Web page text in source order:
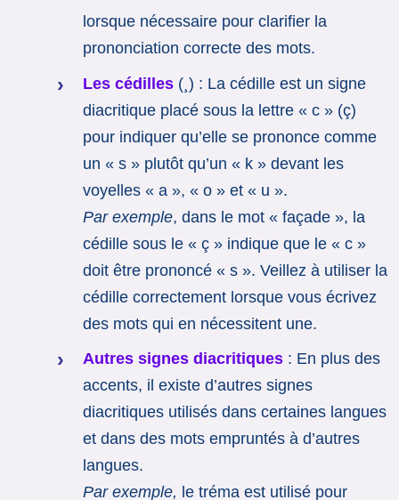
lorsque nécessaire pour clarifier la
prononciation correcte des mots.
Les cédilles(¸) : La cédille est un signe
diacritique placé sous la lettre « c » (ç)
pour indiquer qu’elle se prononce comme
un « s » plutôt qu’un « k » devant les
voyelles « a », « o » et « u ».
Par exemple, dans le mot « façade », la
cédille sous le « ç » indique que le « c »
doit être prononcé « s ». Veillez à utiliser la
cédille correctement lorsque vous écrivez
des mots qui en nécessitent une.
Autres signes diacritiques: En plus des
accents, il existe d’autres signes
diacritiques utilisés dans certaines langues
et dans des mots empruntés à d’autres
langues.
Par exemple, le tréma est utilisé pour